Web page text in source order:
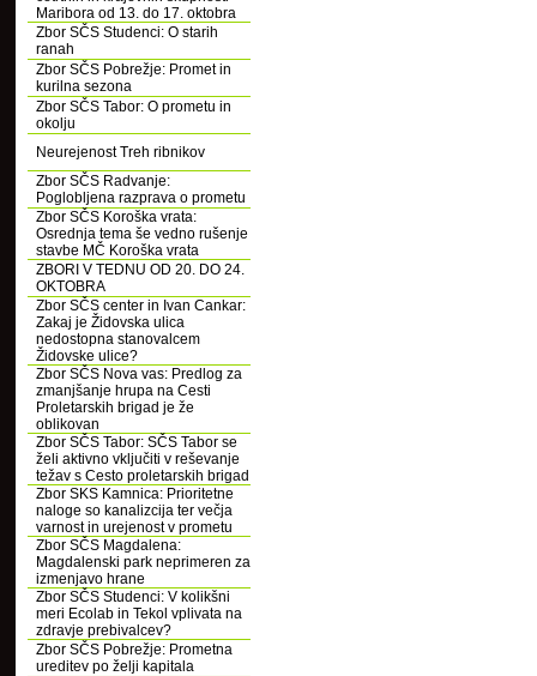
Maribora od 13. do 17. oktobra
Zbor SČS Studenci: O starih
ranah
Zbor SČS Pobrežje: Promet in
kurilna sezona
Zbor SČS Tabor: O prometu in
okolju
Neurejenost Treh ribnikov
Zbor SČS Radvanje:
Poglobljena razprava o prometu
Zbor SČS Koroška vrata:
Osrednja tema še vedno rušenje
stavbe MČ Koroška vrata
ZBORI V TEDNU OD 20. DO 24.
OKTOBRA
Zbor SČS center in Ivan Cankar:
Zakaj je Židovska ulica
nedostopna stanovalcem
Židovske ulice?
Zbor SČS Nova vas: Predlog za
zmanjšanje hrupa na Cesti
Proletarskih brigad je že
oblikovan
Zbor SČS Tabor: SČS Tabor se
želi aktivno vključiti v reševanje
težav s Cesto proletarskih brigad
Zbor SKS Kamnica: Prioritetne
naloge so kanalizcija ter večja
varnost in urejenost v prometu
Zbor SČS Magdalena:
Magdalenski park neprimeren za
izmenjavo hrane
Zbor SČS Studenci: V kolikšni
meri Ecolab in Tekol vplivata na
zdravje prebivalcev?
Zbor SČS Pobrežje: Prometna
ureditev po želji kapitala